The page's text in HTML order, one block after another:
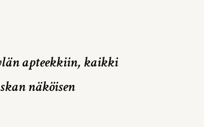
apteekkiin, kaikki
näköisen